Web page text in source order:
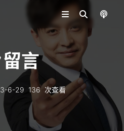
留言
6-29 136 次查看